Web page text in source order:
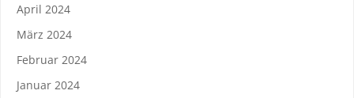
April 2024
März 2024
Februar 2024
Januar 2024